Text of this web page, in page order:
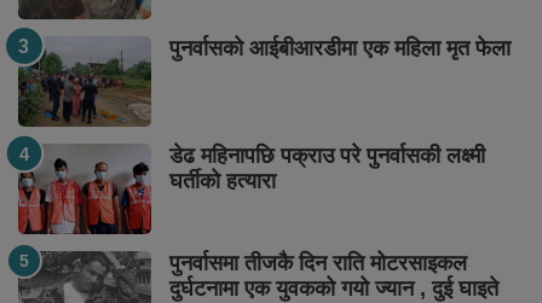
पुनर्वासको आईबीआरडीमा एक महिला मृत फेला
डेढ महिनापछि पक्राउ परे पुनर्वासकी लक्ष्मी
घर्तीको हत्यारा
पुनर्वासमा तीजकै दिन राति मोटरसाइकल
दुर्घटनामा एक युवकको गयो ज्यान , दुई घाइते